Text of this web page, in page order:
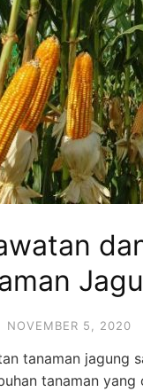
NOVEMBER 5, 2020
tanaman jagung
tanaman yang